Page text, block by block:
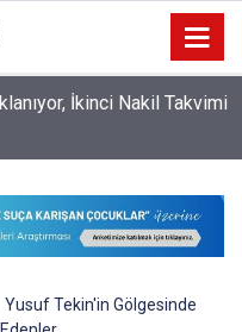
İkinci Nakil Takvimi
Yusuf Tekin'in Gölgesinde